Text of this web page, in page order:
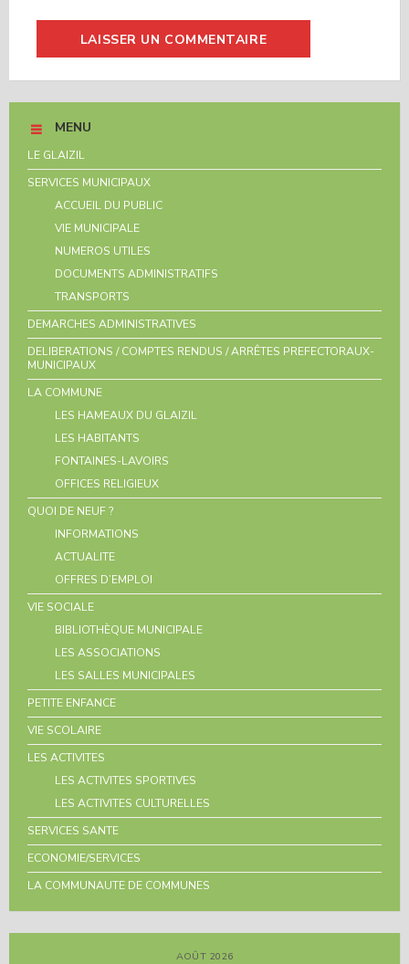
MENU
LE GLAIZIL
SERVICES MUNICIPAUX
ACCUEIL DU PUBLIC
VIE MUNICIPALE
NUMEROS UTILES
DOCUMENTS ADMINISTRATIFS
TRANSPORTS
DEMARCHES ADMINISTRATIVES
DELIBERATIONS / COMPTES RENDUS / ARRÊTES PREFECTORAUX-
MUNICIPAUX
LA COMMUNE
LES HAMEAUX DU GLAIZIL
LES HABITANTS
FONTAINES-LAVOIRS
OFFICES RELIGIEUX
QUOI DE NEUF ?
INFORMATIONS
ACTUALITE
OFFRES D’EMPLOI
VIE SOCIALE
BIBLIOTHÈQUE MUNICIPALE
LES ASSOCIATIONS
LES SALLES MUNICIPALES
PETITE ENFANCE
VIE SCOLAIRE
LES ACTIVITES
LES ACTIVITES SPORTIVES
LES ACTIVITES CULTURELLES
SERVICES SANTE
ECONOMIE/SERVICES
LA COMMUNAUTE DE COMMUNES
AOÛT 2026